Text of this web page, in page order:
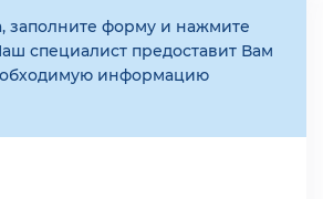
заполните форму и нажмите
специалист предоставит Вам
информацию